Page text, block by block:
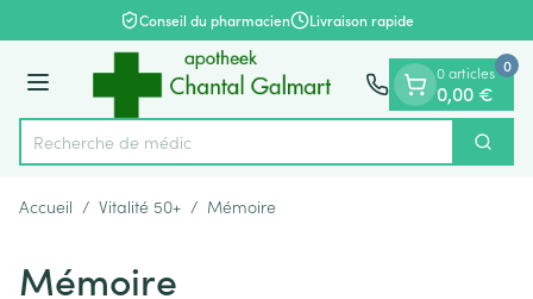
Aller au contenu
1 de 1Conseil du pharmacien Livraison rapide
Menu
Rechercher
Recherche de
0 articles
0,00 €
0
Accueil / Vitalité 50+ / Mémoire
Mémoire